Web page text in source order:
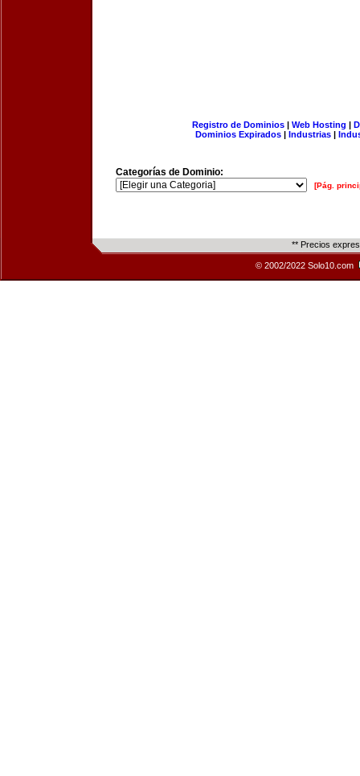
Registro de Dominios| Web Hosting |
Dominios Expirados | Industrias |
Categorías de Dominio:
[Pág.
** Precios
© 2002/2022 Solo10.com